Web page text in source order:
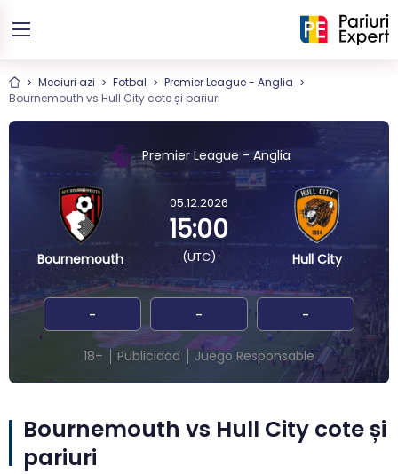
Meciuri azi Fotbal
Premier League - Anglia
Bournemouth vs Hull City cote și pariuri
Premier League - Anglia
Bournemouth
05.12.2026
15:00
(UTC) Hull City
- - -
18+ Publicidad Juego Responsable
Bournemouth vs Hull City cote și
pariuri